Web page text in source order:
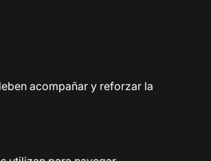
acompañar y reforzar la